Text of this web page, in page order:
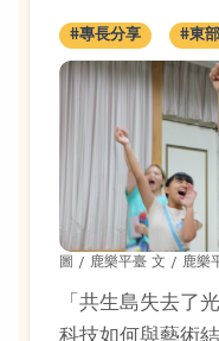
#專長分享 #東部
圖 / 鹿樂平臺 文 / 鹿樂
「共生島失去了
科技如何與藝術